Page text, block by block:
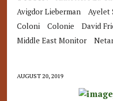
Avigdor Lieberman
Ayelet
Coloni
Colonie David
Middle East Monitor
AUGUST 20, 2019